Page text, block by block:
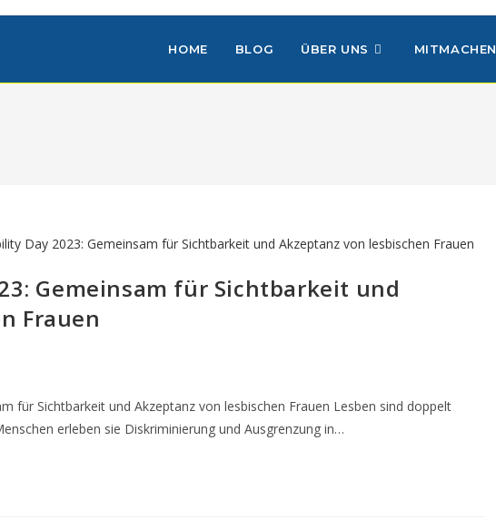
HOME BLOG ÜBER UNS MITMACHEN
Gemeinsam für Sichtbarkeit und
Frauen
für Sichtbarkeit und Akzeptanz von lesbischen Frauen Lesben sind doppelt
erleben sie Diskriminierung und Ausgrenzung in…